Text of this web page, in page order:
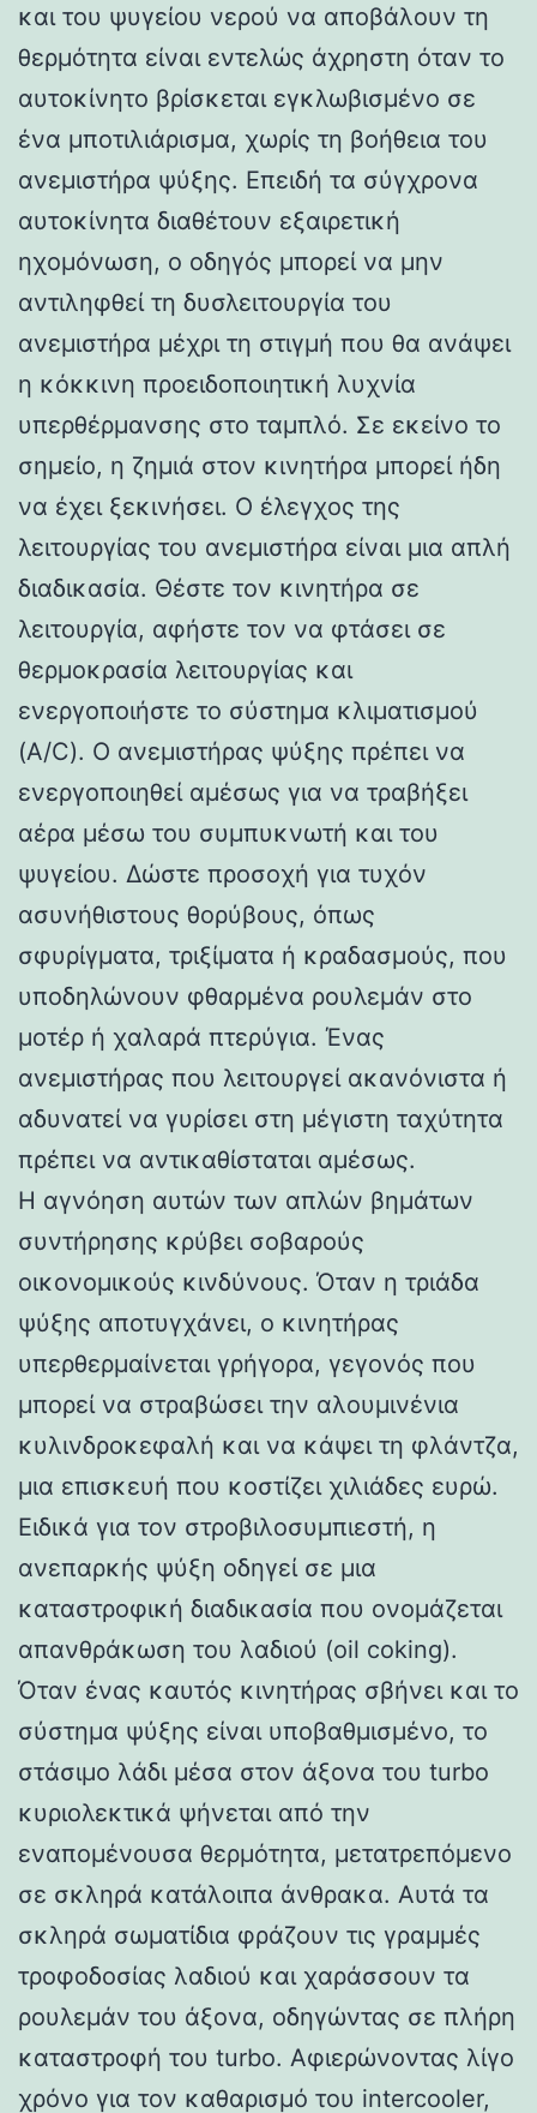
και του ψυγείου νερού να αποβάλουν τη
θερμότητα είναι εντελώς άχρηστη όταν το
αυτοκίνητο βρίσκεται εγκλωβισμένο σε
ένα μποτιλιάρισμα, χωρίς τη βοήθεια του
ανεμιστήρα ψύξης. Επειδή τα σύγχρονα
αυτοκίνητα διαθέτουν εξαιρετική
ηχομόνωση, ο οδηγός μπορεί να μην
αντιληφθεί τη δυσλειτουργία του
ανεμιστήρα μέχρι τη στιγμή που θα ανάψει
η κόκκινη προειδοποιητική λυχνία
υπερθέρμανσης στο ταμπλό. Σε εκείνο το
σημείο, η ζημιά στον κινητήρα μπορεί ήδη
να έχει ξεκινήσει. Ο έλεγχος της
λειτουργίας του ανεμιστήρα είναι μια απλή
διαδικασία. Θέστε τον κινητήρα σε
λειτουργία, αφήστε τον να φτάσει σε
θερμοκρασία λειτουργίας και
ενεργοποιήστε το σύστημα κλιματισμού
(A/C). Ο ανεμιστήρας ψύξης πρέπει να
ενεργοποιηθεί αμέσως για να τραβήξει
αέρα μέσω του συμπυκνωτή και του
ψυγείου. Δώστε προσοχή για τυχόν
ασυνήθιστους θορύβους, όπως
σφυρίγματα, τριξίματα ή κραδασμούς, που
υποδηλώνουν φθαρμένα ρουλεμάν στο
μοτέρ ή χαλαρά πτερύγια. Ένας
ανεμιστήρας που λειτουργεί ακανόνιστα ή
αδυνατεί να γυρίσει στη μέγιστη ταχύτητα
πρέπει να αντικαθίσταται αμέσως.
Η αγνόηση αυτών των απλών βημάτων
συντήρησης κρύβει σοβαρούς
οικονομικούς κινδύνους. Όταν η τριάδα
ψύξης αποτυγχάνει, ο κινητήρας
υπερθερμαίνεται γρήγορα, γεγονός που
μπορεί να στραβώσει την αλουμινένια
κυλινδροκεφαλή και να κάψει τη φλάντζα,
μια επισκευή που κοστίζει χιλιάδες ευρώ.
Ειδικά για τον στροβιλοσυμπιεστή, η
ανεπαρκής ψύξη οδηγεί σε μια
καταστροφική διαδικασία που ονομάζεται
απανθράκωση του λαδιού (oil coking).
Όταν ένας καυτός κινητήρας σβήνει και το
σύστημα ψύξης είναι υποβαθμισμένο, το
στάσιμο λάδι μέσα στον άξονα του turbo
κυριολεκτικά ψήνεται από την
εναπομένουσα θερμότητα, μετατρεπόμενο
σε σκληρά κατάλοιπα άνθρακα. Αυτά τα
σκληρά σωματίδια φράζουν τις γραμμές
τροφοδοσίας λαδιού και χαράσσουν τα
ρουλεμάν του άξονα, οδηγώντας σε πλήρη
καταστροφή του turbo. Αφιερώνοντας λίγο
χρόνο για τον καθαρισμό του intercooler,